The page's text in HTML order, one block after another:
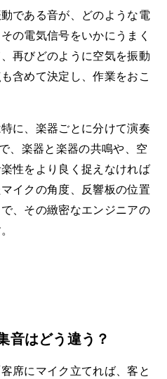
である音が、どのような電
の電気信号をいかにうまく
再びどのように空気を振動
含めて決定し、作業をおこ
に、楽器ごとに分けて演奏
、楽器と楽器の共鳴や、空
性をより良く捉えなければ
イクの角度、反響板の位置
、その緻密なエンジニアの
音はどう違う？
席にマイク立てれば、客と